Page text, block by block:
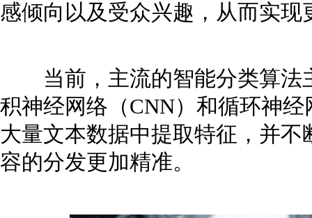
感倾向以及受众兴趣，从而实现
当前，主流的智能分类算法
积神经网络（CNN）和循环神
大量文本数据中提取特征，并
容的分发更加精准。